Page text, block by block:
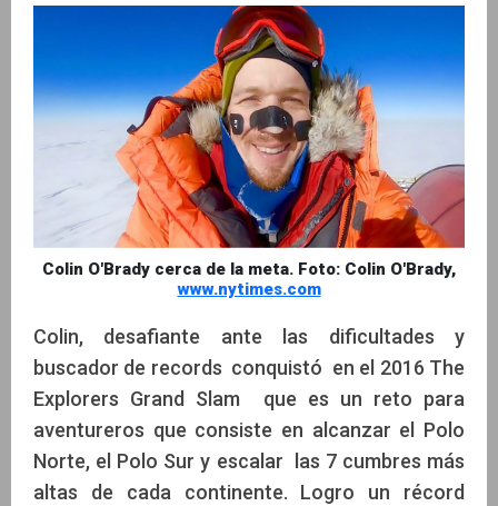
Colin O'Brady cerca de la meta. Foto: Colin O'Brady,
www.nytimes.com
Colin, desafiante ante las dificultades y
buscador de records conquistó en el 2016 The
Explorers Grand Slam que es un reto para
aventureros que consiste en alcanzar el Polo
Norte, el Polo Sur y escalar las 7 cumbres más
altas de cada continente. Logro un récord